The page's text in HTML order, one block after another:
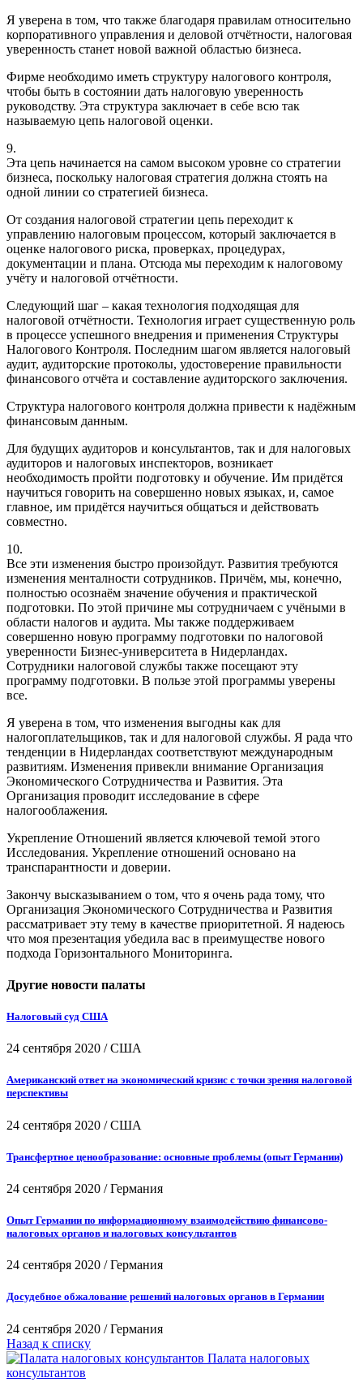
Я уверена в том, что также благодаря правилам относительно
корпоративного управления и деловой отчётности, налоговая
уверенность станет новой важной областью бизнеса.
Фирме необходимо иметь структуру налогового контроля,
чтобы быть в состоянии дать налоговую уверенность
руководству. Эта структура заключает в себе всю так
называемую цепь налоговой оценки.
9.
Эта цепь начинается на самом высоком уровне со стратегии
бизнеса, поскольку налоговая стратегия должна стоять на
одной линии со стратегией бизнеса.
От создания налоговой стратегии цепь переходит к
управлению налоговым процессом, который заключается в
оценке налогового риска, проверках, процедурах,
документации и плана. Отсюда мы переходим к налоговому
учёту и налоговой отчётности.
Следующий шаг – какая технология подходящая для
налоговой отчётности. Технология играет существенную роль
в процессе успешного внедрения и применения Структуры
Налогового Контроля. Последним шагом является налоговый
аудит, аудиторские протоколы, удостоверение правильности
финансового отчёта и составление аудиторского заключения.
Структура налогового контроля должна привести к надёжным
финансовым данным.
Для будущих аудиторов и консультантов, так и для налоговых
аудиторов и налоговых инспекторов, возникает
необходимость пройти подготовку и обучение. Им придётся
научиться говорить на совершенно новых языках, и, самое
главное, им придётся научиться общаться и действовать
совместно.
10.
Все эти изменения быстро произойдут. Развития требуются
изменения менталности сотрудников. Причём, мы, конечно,
полностью осознаём значение обучения и практической
подготовки. По этой причине мы сотрудничаем с учёными в
области налогов и аудита. Мы также поддерживаем
совершенно новую программу подготовки по налоговой
уверенности Бизнес-университета в Нидерландах.
Сотрудники налоговой службы также посещают эту
программу подготовки. В пользе этой программы уверены
все.
Я уверена в том, что изменения выгодны как для
налогоплательщиков, так и для налоговой службы. Я рада что
тенденции в Нидерландах соответствуют международным
развитиям. Изменения привекли внимание Организация
Экономического Сотрудничества и Развития. Эта
Организация проводит исследование в сфере
налогооблажения.
Укрепление Отношений является ключевой темой этого
Исследования. Укрепление отношений основано на
транспарантности и доверии.
Закончу высказыванием о том, что я очень рада тому, что
Организация Экономического Сотрудничества и Развития
рассматривает эту тему в качестве приоритетной. Я надеюсь
что моя презентация убедила вас в преимуществе нового
подхода Горизонтального Мониторинга.
Другие новости палаты
Налоговый суд США
24 сентября 2020 /США
Американский ответ на экономический кризис с точки зрения налоговой
перспективы
24 сентября 2020 /США
Трансфертное ценообразование: основные проблемы (опыт Германии)
24 сентября 2020 /Германия
Опыт Германии по информационному взаимодействию финансово-
налоговых органов и налоговых консультантов
24 сентября 2020 /Германия
Досудебное обжалование решений налоговых органов в Германии
24 сентября 2020 /Германия
Назад к списку
Палата налоговых
консультантов